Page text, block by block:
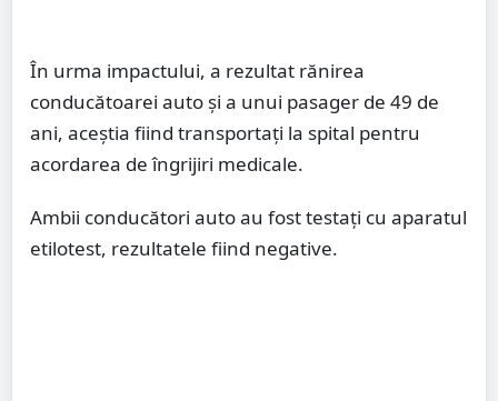
În urma impactului, a rezultat rănirea
conducătoarei auto și a unui pasager de 49 de
ani, aceștia fiind transportați la spital pentru
acordarea de îngrijiri medicale.
Ambii conducători auto au fost testați cu aparatul
etilotest, rezultatele fiind negative.